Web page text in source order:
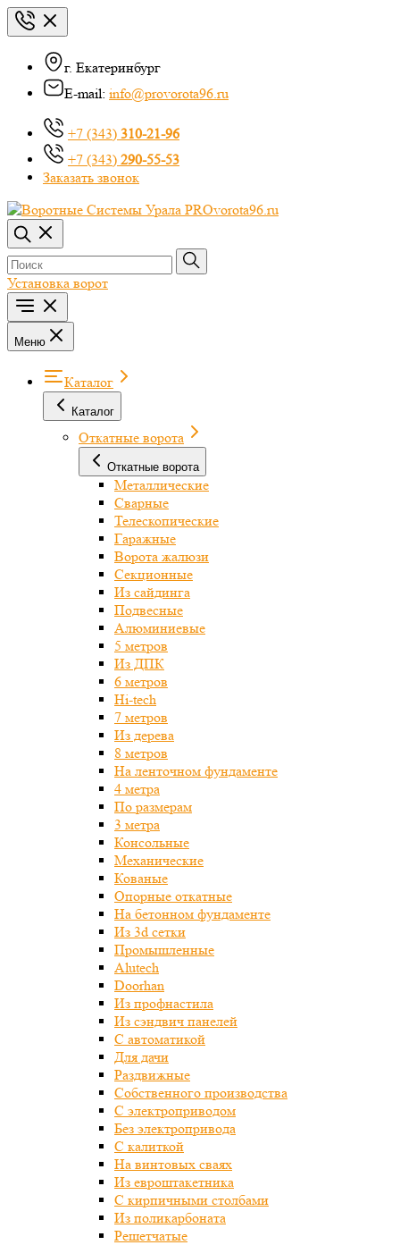
г. Екатеринбург
E-mail: info@provorota96.ru
+7 (343) 310-21-96
+7 (343) 290-55-53
Заказать звонок
Установка ворот
Меню
Каталог
Каталог
Откатные ворота
Откатные ворота
Металлические
Сварные
Телескопические
Гаражные
Ворота жалюзи
Секционные
Из сайдинга
Подвесные
Алюминиевые
5 метров
Из ДПК
6 метров
Hi-tech
7 метров
Из дерева
8 метров
На ленточном фундаменте
4 метра
По размерам
3 метра
Консольные
Механические
Кованые
Опорные откатные
На бетонном фундаменте
Из 3d сетки
Промышленные
Alutech
Doorhan
Из профнастила
Из сэндвич панелей
С автоматикой
Для дачи
Раздвижные
Собственного производства
С электроприводом
Без электропривода
С калиткой
На винтовых сваях
Из евроштакетника
С кирпичными столбами
Из поликарбоната
Решетчатые